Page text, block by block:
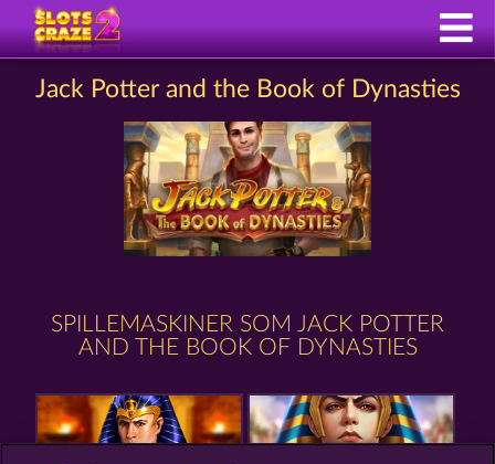
Jack Potter and the Book of Dynasties
SPILLEMASKINER SOM JACK POTTER
AND THE BOOK OF DYNASTIES